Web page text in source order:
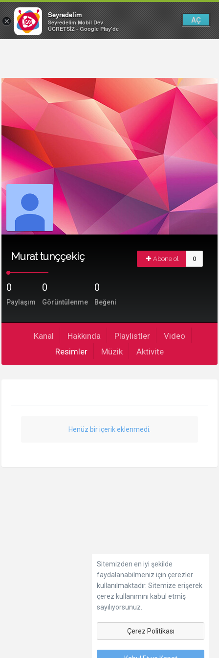
Murat tunççekiç Abone ol 0
0
Paylaşım
0
Görüntülenme
0
Beğeni
Kanal Hakkında Playlistler
Video
Resimler
Müzik Aktivite
Henüz bir içerik eklenmedi.
Sitemizden en iyi şekilde
faydalanabilmeniz için çerezler
kullanılmaktadır. Sitemize erişerek
çerez kullanımını kabul etmiş
sayılıyorsunuz.
Çerez Politikası
×
Seyredelim
Seyredelim Mobil Dev
ÜCRETSİZ - Google Play'de
AÇ